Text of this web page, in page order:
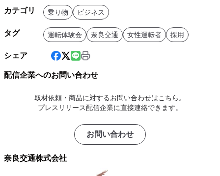
カテゴリ 乗り物 ビジネス
タグ 運転体験会 奈良交通 女性運転者 採用
シェア
配信企業へのお問い合わせ
取材依頼・商品に対するお問い合わせはこちら。
プレスリリース配信企業に直接連絡できます。
お問い合わせ
奈良交通株式会社